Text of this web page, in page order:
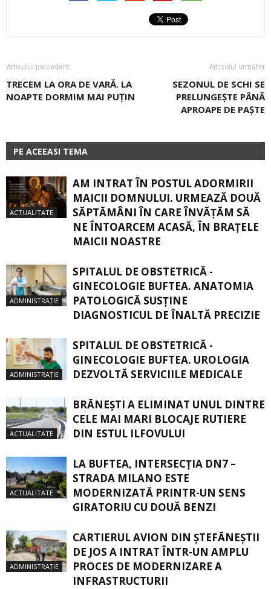
Articolul precedent
TRECEM LA ORA DE VARĂ. LA
NOAPTE DORMIM MAI PUȚIN
Articolul următor
SEZONUL DE SCHI SE
PRELUNGEȘTE PÂNĂ
APROAPE DE PAȘTE
PE ACEEASI TEMA
ACTUALITATE
AM INTRAT ÎN POSTUL ADORMIRII
MAICII DOMNULUI. URMEAZĂ DOUĂ
SĂPTĂMÂNI ÎN CARE ÎNVĂŢĂM SĂ
NE ÎNTOARCEM ACASĂ, ÎN BRAŢELE
MAICII NOASTRE
ADMINISTRAȚIE
SPITALUL DE OBSTETRICĂ -
GINECOLOGIE BUFTEA. ANATOMIA
PATOLOGICĂ SUSŢINE
DIAGNOSTICUL DE ÎNALTĂ PRECIZIE
ADMINISTRAȚIE
SPITALUL DE OBSTETRICĂ -
GINECOLOGIE BUFTEA. UROLOGIA
DEZVOLTĂ SERVICIILE MEDICALE
ACTUALITATE
BRĂNEȘTI A ELIMINAT UNUL DINTRE
CELE MAI MARI BLOCAJE RUTIERE
DIN ESTUL ILFOVULUI
ACTUALITATE
LA BUFTEA, INTERSECŢIA DN7 –
STRADA MILANO ESTE
MODERNIZATĂ PRINTR-UN SENS
GIRATORIU CU DOUĂ BENZI
ADMINISTRAȚIE
CARTIERUL AVION DIN ŞTEFĂNEŞTII
DE JOS A INTRAT ÎNTR-UN AMPLU
PROCES DE MODERNIZARE A
INFRASTRUCTURII